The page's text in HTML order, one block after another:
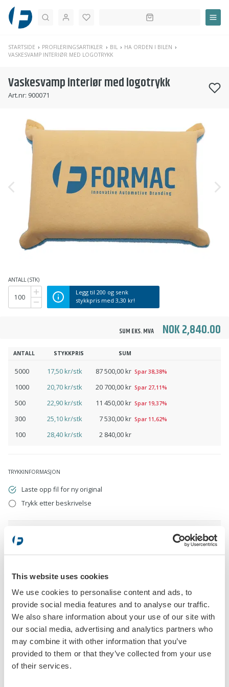
This website uses cookies
We use cookies to personalise content and ads, to
provide social media features and to analyse our traffic.
We also share information about your use of our site with
our social media, advertising and analytics partners who
may combine it with other information that you’ve
provided to them or that they’ve collected from your use
of their services.
Søk
STARTSIDE PROFILERINGSARTIKLER BIL
HA ORDEN I BILEN
VASKESVAMP INTERIØR MED LOGOTRYKK
Vaskesvamp interiør med logotrykk
Art.nr: 900071
ANTALL (STK)
Legg til 200 og senk
stykkpris med 3,30 kr!
SUM EKS. MVA NOK 2,840.00
ANTALL STYKKPRIS SUM
5000 17,50 kr/stk 87 500,00 kr Spar 38,38%
1000 20,70 kr/stk 20 700,00 kr Spar 27,11%
500 22,90 kr/stk 11 450,00 kr Spar 19,37%
300 25,10 kr/stk 7 530,00 kr Spar 11,62%
100 28,40 kr/stk 2 840,00 kr
TRYKKINFORMASJON
Laste opp fil for ny original
Trykk etter beskrivelse
Trykk etter beskrivelse